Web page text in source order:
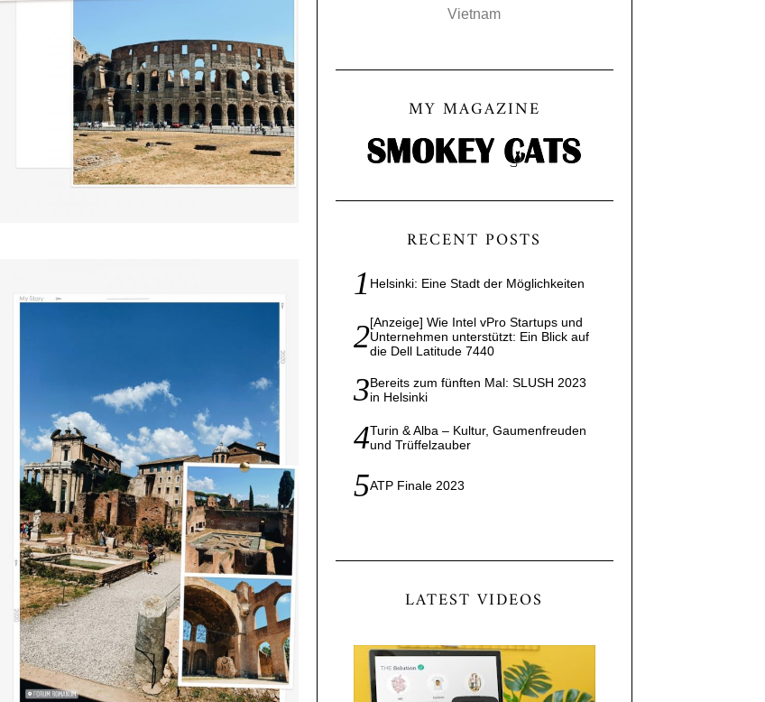
Vietnam
MY MAGAZINE
RECENT POSTS
Helsinki: Eine Stadt der Möglichkeiten
[Anzeige] Wie Intel vPro Startups und
Unternehmen unterstützt: Ein Blick auf
die Dell Latitude 7440
Bereits zum fünften Mal: SLUSH 2023
in Helsinki
Turin & Alba – Kultur, Gaumenfreuden
und Trüffelzauber
ATP Finale 2023
LATEST VIDEOS